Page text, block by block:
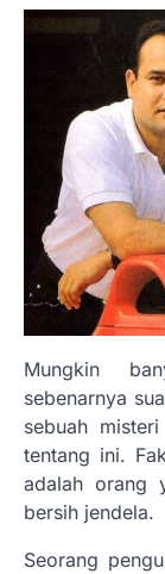
Mungkin
sebenarnya
sebuah
tentang ini.
adalah orang
bersih jendela.
Seorang